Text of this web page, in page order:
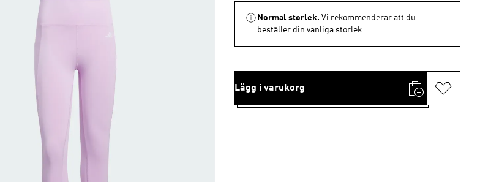
Normal storlek. Vi rekommenderar att du
beställer din vanliga storlek.
Lägg i varukorg